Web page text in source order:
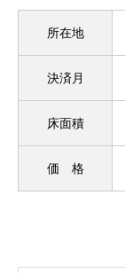
所在地
決済月
床面積
価 格